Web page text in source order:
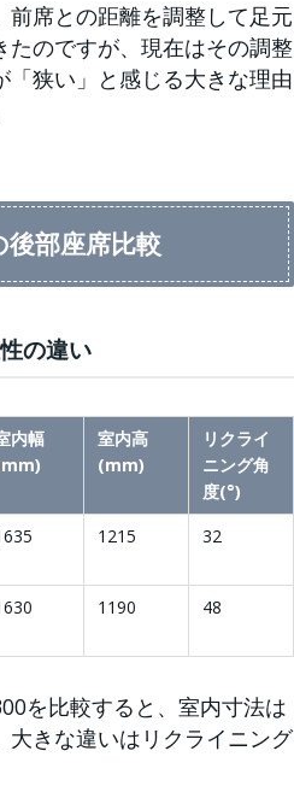
前席との距離を調整して足元
たのですが、現在はその調整
「狭い」と感じる大きな理由
部座席比較
の違い
内幅
室内高
(mm)
リクライ
ニング角
度(°)
1215 32
1190 48
を比較すると、室内寸法は
大きな違いはリクライニング